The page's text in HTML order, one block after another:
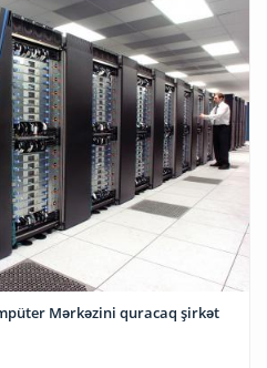
Mərkəzini quracaq şirkət